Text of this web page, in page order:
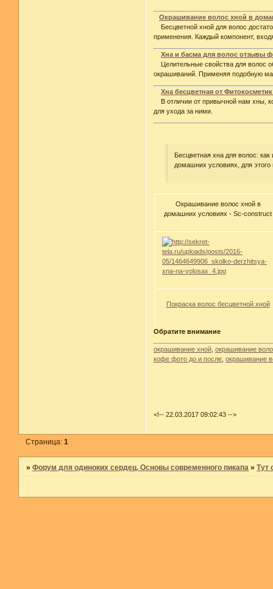
Окрашивание волос хной в
Бесцветной хной для волос
применения. Каждый компонент,
Хна и басма для волос отзывы
Целительные свойства для волос
окрашиваний. Применяя подобную
Хна бесцветная от
В отличии от привычной нам хны,
для ухода за ними.
Бесцветная хна для волос:
домашних условиях, для
Окрашивание волос хной в
домашних условиях - Sc-construct
Покраска волос бесцветной хной
Обратите внимание
окрашивание хной ,окрашивание
кофе фото до и после ,окрашивание
<!-- 22.03.2017 09:02:43 -->
Страница:1
»Форум для одиноких сердец. Основы современного пикапа »Тут